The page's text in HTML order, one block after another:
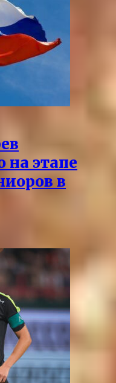
на этапе
в